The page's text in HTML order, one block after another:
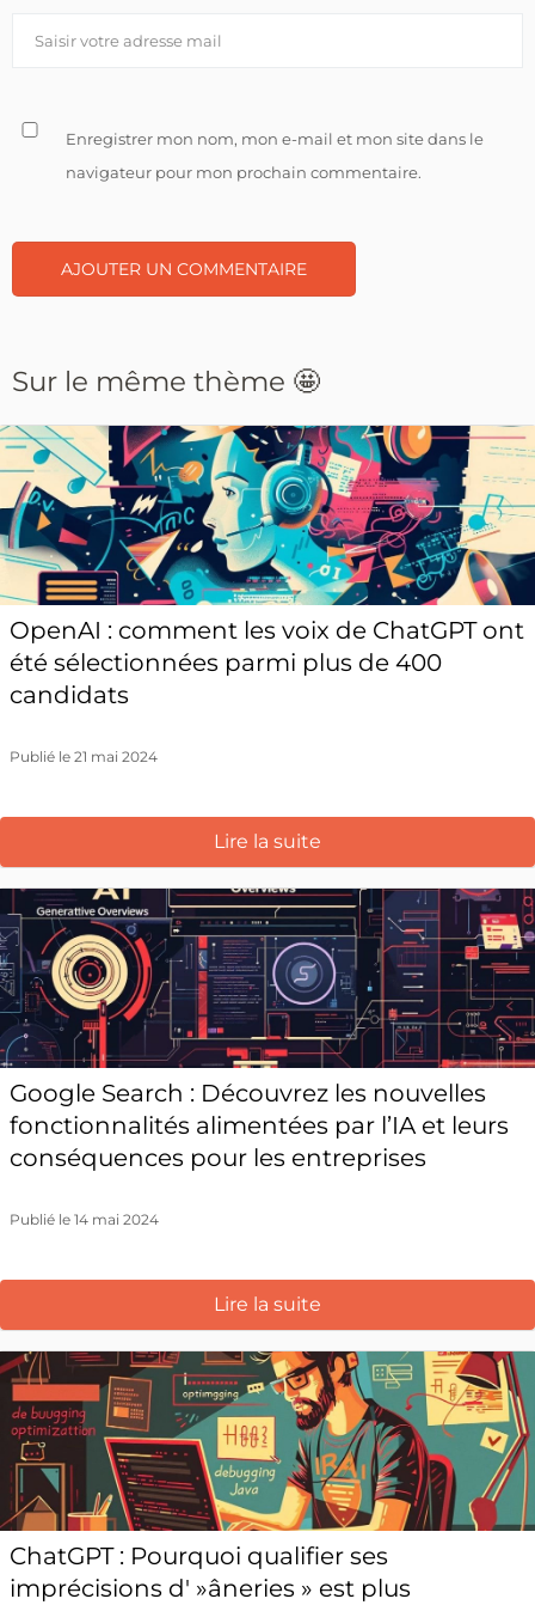
Enregistrer mon nom, mon e-mail et mon site dans le
navigateur pour mon prochain commentaire.
Sur le même thème 🤩
OpenAI : comment les voix de ChatGPT ont
été sélectionnées parmi plus de 400
candidats
Publié le 21 mai 2024
Lire la suite
Google Search : Découvrez les nouvelles
fonctionnalités alimentées par l’IA et leurs
conséquences pour les entreprises
Publié le 14 mai 2024
Lire la suite
ChatGPT : Pourquoi qualifier ses
imprécisions d' »âneries » est plus